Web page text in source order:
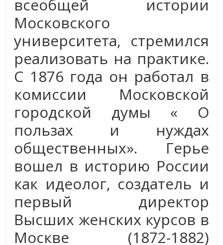
всеобщей истории
Московского
университета, стремился
реализовать на практике.
С 1876 года он работал в
комиссии Московской
городской думы « О
пользах и нуждах
общественных». Герье
вошел в историю России
как идеолог, создатель и
первый директор
Высших женских курсов в
Москве (1872-1882)